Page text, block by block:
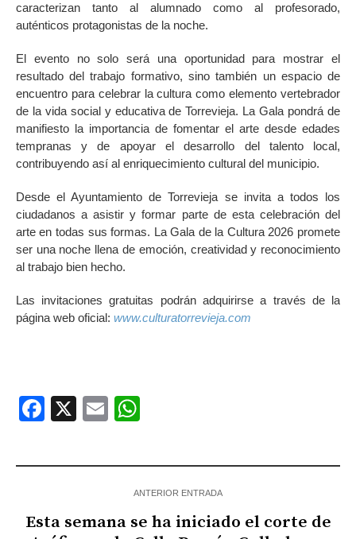
caracterizan tanto al alumnado como al profesorado,
auténticos protagonistas de la noche.
El evento no solo será una oportunidad para mostrar el
resultado del trabajo formativo, sino también un espacio de
encuentro para celebrar la cultura como elemento vertebrador
de la vida social y educativa de Torrevieja. La Gala pondrá de
manifiesto la importancia de fomentar el arte desde edades
tempranas y de apoyar el desarrollo del talento local,
contribuyendo así al enriquecimiento cultural del municipio.
Desde el Ayuntamiento de Torrevieja se invita a todos los
ciudadanos a asistir y formar parte de esta celebración del
arte en todas sus formas. La Gala de la Cultura 2026 promete
ser una noche llena de emoción, creatividad y reconocimiento
al trabajo bien hecho.
Las invitaciones gratuitas podrán adquirirse a través de la
página web oficial: www.culturatorrevieja.com
Facebook
X Email
ANTERIOR ENTRADA
Esta semana se ha iniciado el corte de